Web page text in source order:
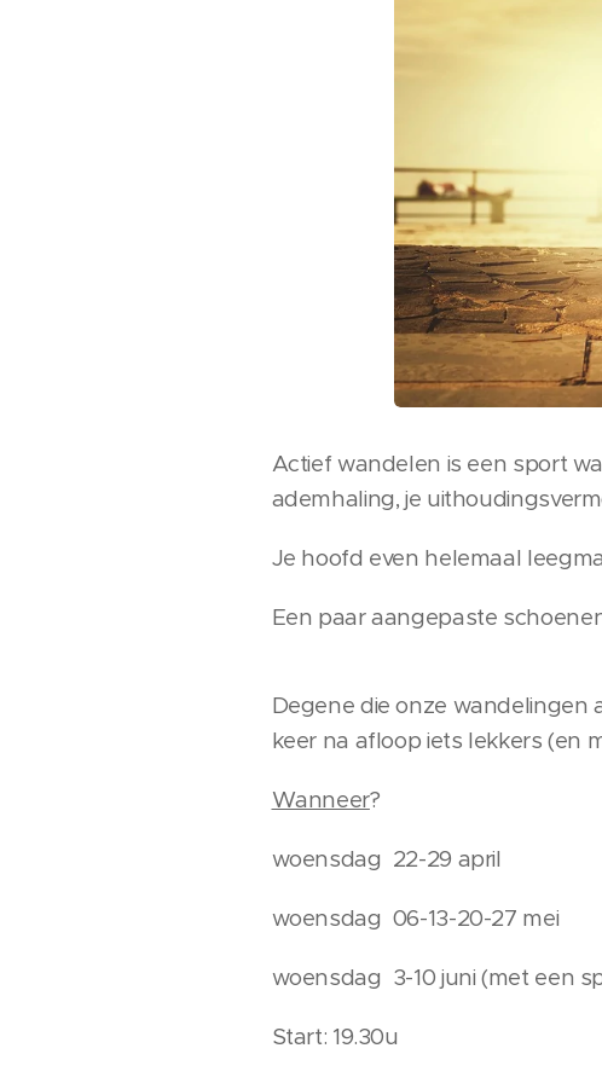
Actief wandelen is een sport
ademhaling, je
Je hoofd even helemaal
Een paar aangepaste
Degene die onze
keer na afloop iets lekkers (en
Wanneer?
woensdag 22-29 april
woensdag 06-13-20-27 mei
woensdag 3-10 juni (met een
Start: 19.30u